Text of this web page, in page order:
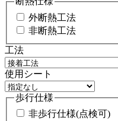
外断熱工法
非断熱工法
工法
使用シート
歩行仕様
非歩行仕様(点検可)